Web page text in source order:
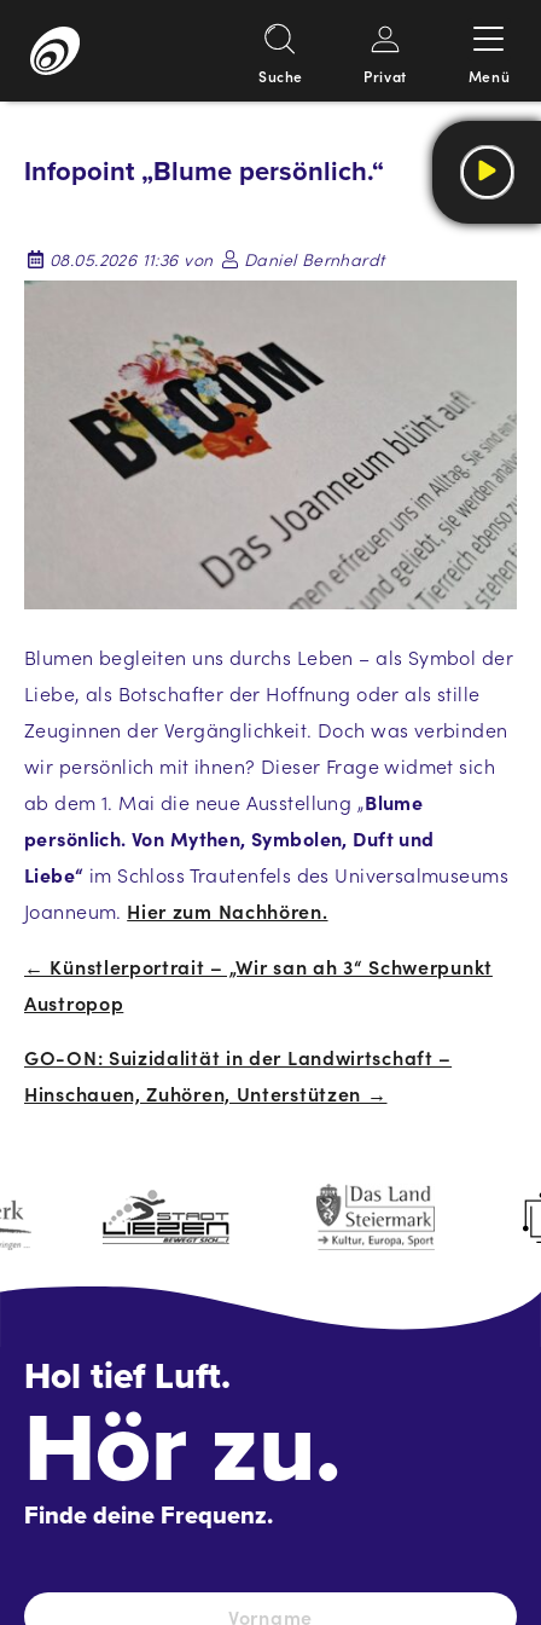
Inhalt
Suche Privat Menü
Infopoint „Blume persönlich.“
08.05.2026 11:36 von Daniel Bernhardt
Blumen begleiten uns durchs Leben – als Symbol der
Liebe, als Botschafter der Hoffnung oder als stille
Zeuginnen der Vergänglichkeit. Doch was verbinden
wir persönlich mit ihnen? Dieser Frage widmet sich
ab dem 1. Mai die neue Ausstellung „Blume
persönlich. Von Mythen, Symbolen, Duft und
Liebe“ im Schloss Trautenfels des Universalmuseums
Joanneum. Hier zum Nachhören.
Beitrags-
← Künstlerportrait – „Wir san ah 3“ Schwerpunkt
Austropop
GO-ON: Suizidalität in der Landwirtschaft –
Hinschauen, Zuhören, Unterstützen →
Hol tief Luft.
Hör zu.
Finde deine Frequenz.
Name *